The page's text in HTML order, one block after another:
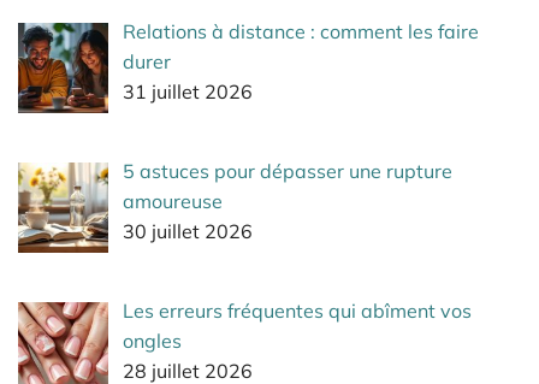
Relations à distance : comment les faire
durer
31 juillet 2026
5 astuces pour dépasser une rupture
amoureuse
30 juillet 2026
Les erreurs fréquentes qui abîment vos
ongles
28 juillet 2026